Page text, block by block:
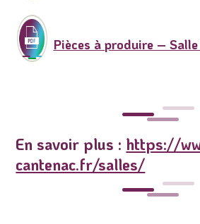
Pièces à produire –
En savoir plus : https://
cantenac.fr/salles/